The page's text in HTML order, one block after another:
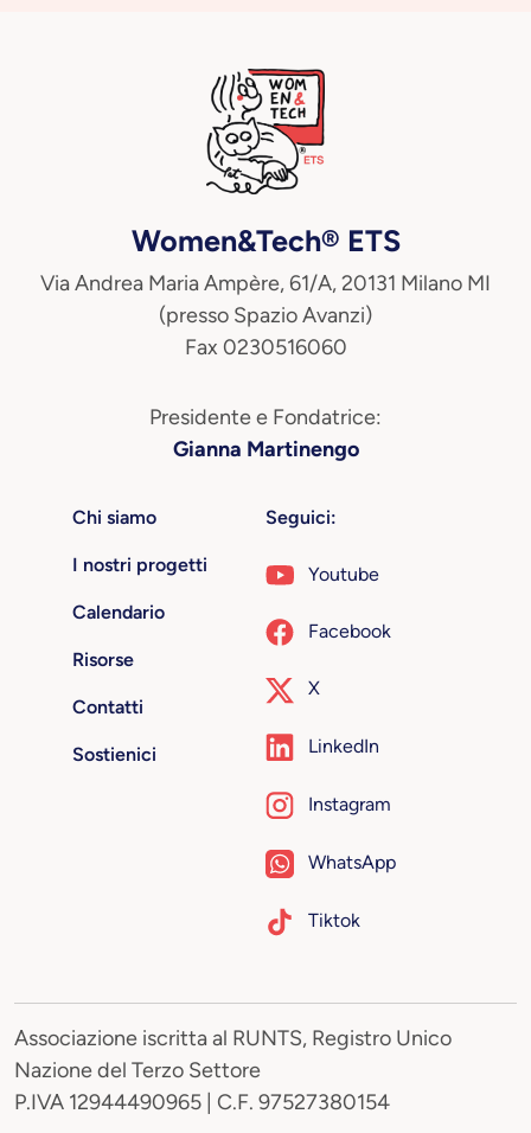
Women&Tech® ETS
Via Andrea Maria Ampère, 61/A, 20131 Milano MI
(presso Spazio Avanzi)
Fax 0230516060
Presidente e Fondatrice:
Gianna Martinengo
Chi siamo
I nostri progetti
Calendario
Risorse
Contatti
Sostienici
Seguici:
Youtube
Facebook
X
LinkedIn
Instagram
WhatsApp
Tiktok
Associazione iscritta al RUNTS, Registro Unico
Nazione del Terzo Settore
P.IVA 12944490965 | C.F. 97527380154